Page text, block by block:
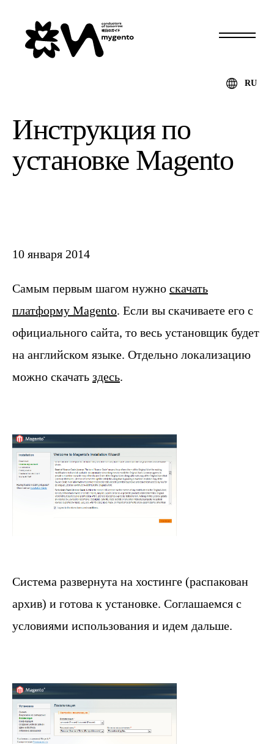
Инструкция по
установке Magento
10 января 2014
Самым первым шагом нужно скачать
платформу Magento. Если вы скачиваете его с
официального сайта, то весь установщик будет
на английском языке. Отдельно локализацию
можно скачать здесь.
Система развернута на хостинге (распакован
архив) и готова к установке. Соглашаемся с
условиями использования и идем дальше.
RU